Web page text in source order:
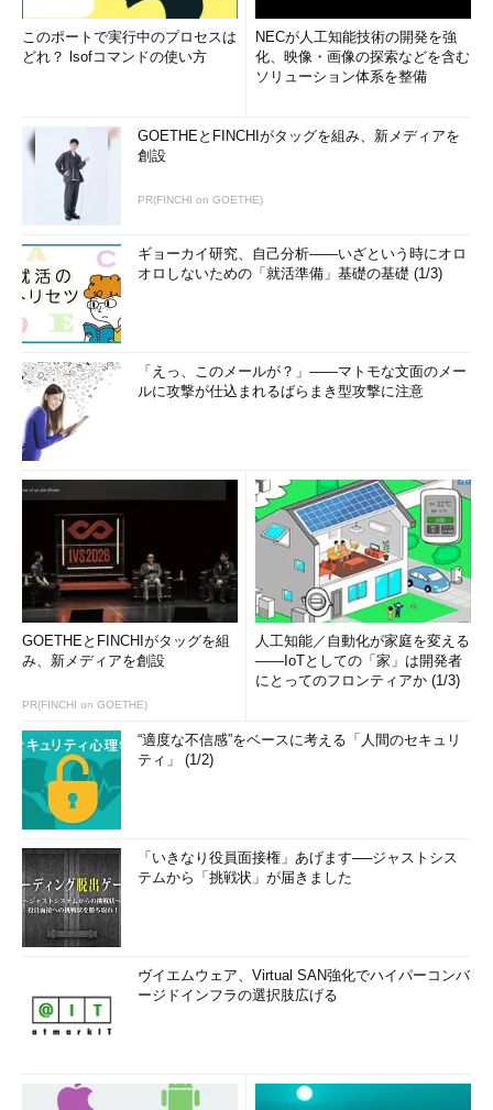
このポートで実行中のプロセスは
どれ？ lsofコマンドの使い方
NECが人工知能技術の開発を強
化、映像・画像の探索などを含む
ソリューション体系を整備
GOETHEとFINCHIがタッグを組み、新メディアを
創設
PR(FINCHI on GOETHE)
ギョーカイ研究、自己分析――いざという時にオロ
オロしないための「就活準備」基礎の基礎 (1/3)
「えっ、このメールが？」――マトモな文面のメー
ルに攻撃が仕込まれるばらまき型攻撃に注意
GOETHEとFINCHIがタッグを組
み、新メディアを創設
PR(FINCHI on GOETHE)
人工知能／自動化が家庭を変える
――IoTとしての「家」は開発者
にとってのフロンティアか (1/3)
“適度な不信感”をベースに考える「人間のセキュリ
ティ」 (1/2)
「いきなり役員面接権」あげます──ジャストシス
テムから「挑戦状」が届きました
ヴイエムウェア、Virtual SAN強化でハイパーコンバ
ージドインフラの選択肢広げる